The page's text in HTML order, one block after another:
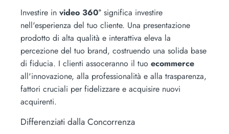
Investire in video 360° significa investire
nell'esperienza del tuo cliente. Una presentazione
prodotto di alta qualità e interattiva eleva la
percezione del tuo brand, costruendo una solida base
di fiducia. I clienti assoceranno il tuo ecommerce
all'innovazione, alla professionalità e alla trasparenza,
fattori cruciali per fidelizzare e acquisire nuovi
acquirenti.
Differenziati dalla Concorrenza